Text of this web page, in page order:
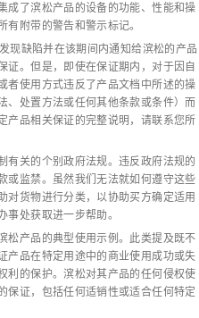
成了滨松产品的设备的功能、性能和操
附带的警告和警示标记。
现缺陷并在该期间内通知给滨松的产品
证。但是，即使在保证期内，对于因自
者使用方式违反了产品文档中所述的操
、处置方法或任何其他条款或条件）而
产品相关保证的完整说明，请联系您所
有关的个别政府法规。违反政府法规的
或监禁。虽然我们无法就如何遵守这些
对货物进行分类，以协助买方确定适用
事处获取进一步帮助。
松产品的典型使用示例。此类提及既不
产品在特定用途中的商业使用成功或失
利的保护。滨松对其产品的任何侵权使
保证，包括任何适销性或适合任何特定